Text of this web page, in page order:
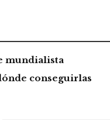
mundialista
conseguirlas